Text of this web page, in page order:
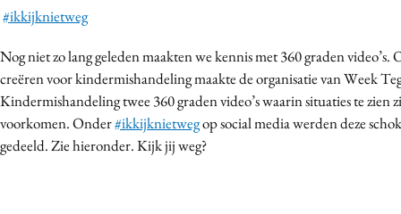
Contentmarketing
Craft
Customer Experience
Data & Insights
Design
#ikkijknietweg
Nog niet zo lang geleden maakten we kennis met 360 graden video’s.
creëren voor kindermishandeling maakte de organisatie van Week
Kindermishandeling twee 360 graden video’s waarin situaties te zien
voorkomen. Onder#ikkijknietwegop social media werden deze
gedeeld. Zie hieronder. Kijk jij weg?